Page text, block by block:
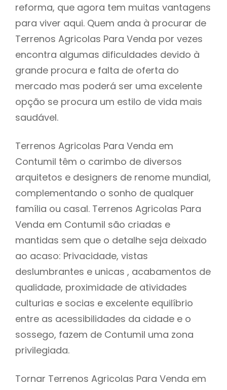
reforma, que agora tem muitas vantagens
para viver aqui. Quem anda à procurar de
Terrenos Agricolas Para Venda por vezes
encontra algumas dificuldades devido à
grande procura e falta de oferta do
mercado mas poderá ser uma excelente
opção se procura um estilo de vida mais
saudável.
Terrenos Agricolas Para Venda em
Contumil têm o carimbo de diversos
arquitetos e designers de renome mundial,
complementando o sonho de qualquer
família ou casal. Terrenos Agricolas Para
Venda em Contumil são criadas e
mantidas sem que o detalhe seja deixado
ao acaso: Privacidade, vistas
deslumbrantes e unicas , acabamentos de
qualidade, proximidade de atividades
culturias e socias e excelente equilíbrio
entre as acessibilidades da cidade e o
sossego, fazem de Contumil uma zona
privilegiada.
Tornar Terrenos Agricolas Para Venda em